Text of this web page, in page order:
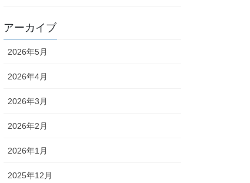
アーカイブ
2026年5月
2026年4月
2026年3月
2026年2月
2026年1月
2025年12月